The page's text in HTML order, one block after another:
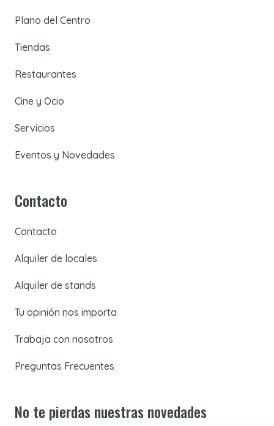
Plano del Centro
Tiendas
Restaurantes
Cine y Ocio
Servicios
Eventos y Novedades
Contacto
Contacto
Alquiler de locales
Alquiler de stands
Tu opinión nos importa
Trabaja con nosotros
Preguntas Frecuentes
No te pierdas nuestras novedades